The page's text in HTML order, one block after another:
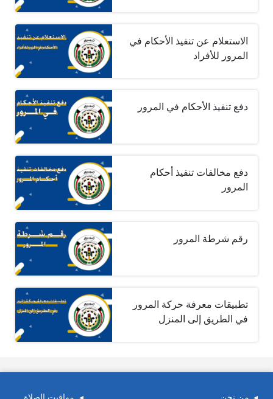
الاستعلام عن تنفيذ الأحكام في
المرور للأفراد
دفع تنفيذ الأحكام في المرور
دفع مخالفات تنفيذ أحكام
المرور
رقم شرطة المرور
تطبيقات معرفة حركة المرور
في الطريق إلى المنزل